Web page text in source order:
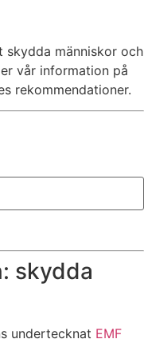
människor och
vår information på
rekommendationer.
skydda
undertecknat EMF